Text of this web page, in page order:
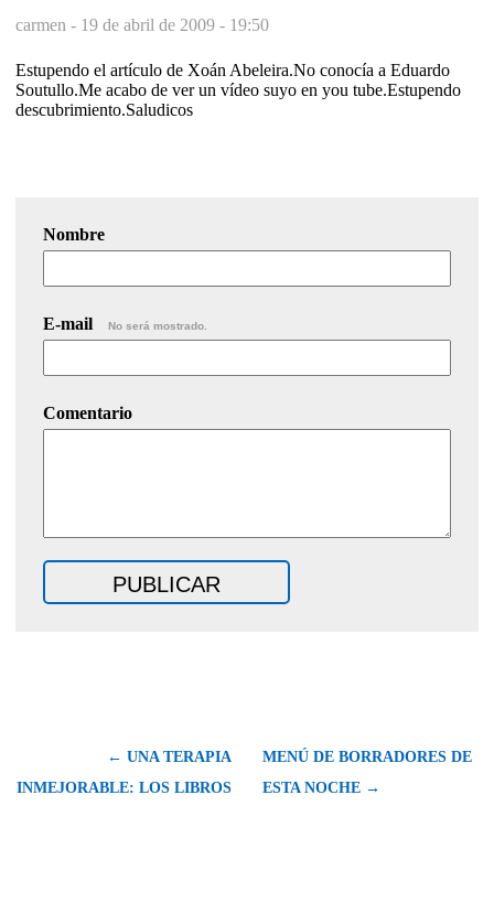
carmen - 19 de abril de 2009 - 19:50
Estupendo el artículo de Xoán Abeleira.No conocía a Eduardo
Soutullo.Me acabo de ver un vídeo suyo en you tube.Estupendo
descubrimiento.Saludicos
Nombre
E-mail No será mostrado.
Comentario
← UNA TERAPIA
INMEJORABLE: LOS LIBROS
MENÚ DE BORRADORES DE
ESTA NOCHE →